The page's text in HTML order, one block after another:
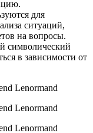
для
ситуаций,
на вопросы.
символический
в зависимости от